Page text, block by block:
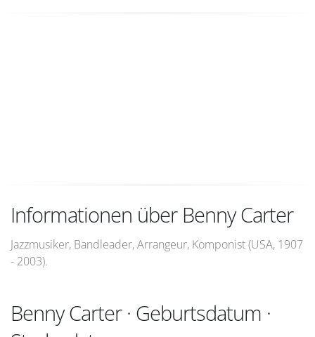
Informationen über Benny Carter
Jazzmusiker, Bandleader, Arrangeur, Komponist (USA, 1907
- 2003).
Benny Carter · Geburtsdatum ·